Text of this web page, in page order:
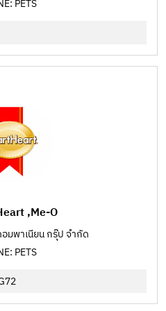
PETS
,Me-O
มพาเนียน กรุ๊ป จำกัด
PETS